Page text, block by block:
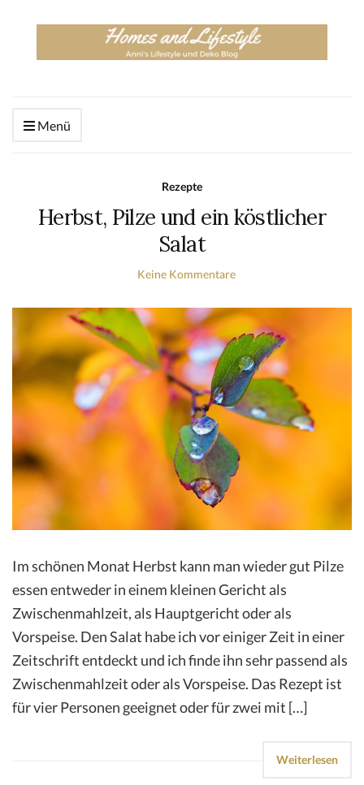
Menü
Rezepte
Herbst, Pilze und ein köstlicher
Salat
Keine Kommentare
Im schönen Monat Herbst kann man wieder gut Pilze
essen entweder in einem kleinen Gericht als
Zwischenmahlzeit, als Hauptgericht oder als
Vorspeise. Den Salat habe ich vor einiger Zeit in einer
Zeitschrift entdeckt und ich finde ihn sehr passend als
Zwischenmahlzeit oder als Vorspeise. Das Rezept ist
für vier Personen geeignet oder für zwei mit […]
Weiterlesen